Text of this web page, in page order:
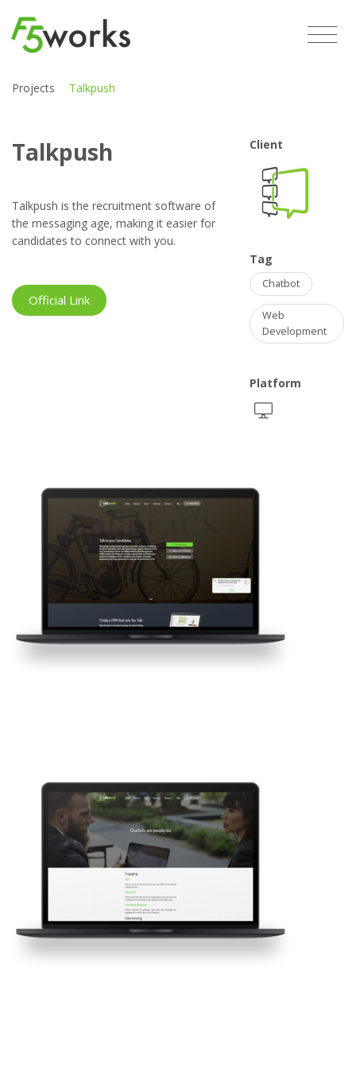
Projects Talkpush
Talkpush
Talkpush is the recruitment software of
the messaging age, making it easier for
candidates to connect with you.
Official Link
Client
Tag
Chatbot
Web
Development
Platform